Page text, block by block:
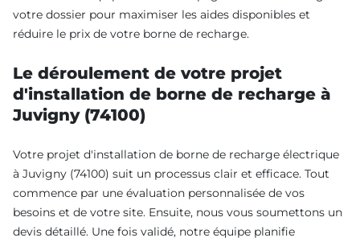
votre dossier pour maximiser les aides disponibles et
réduire le prix de votre borne de recharge.
Le déroulement de votre projet
d'installation de borne de recharge à
Juvigny (74100)
Votre projet d'installation de borne de recharge électrique
à Juvigny (74100) suit un processus clair et efficace. Tout
commence par une évaluation personnalisée de vos
besoins et de votre site. Ensuite, nous vous soumettons un
devis détaillé. Une fois validé, notre équipe planifie